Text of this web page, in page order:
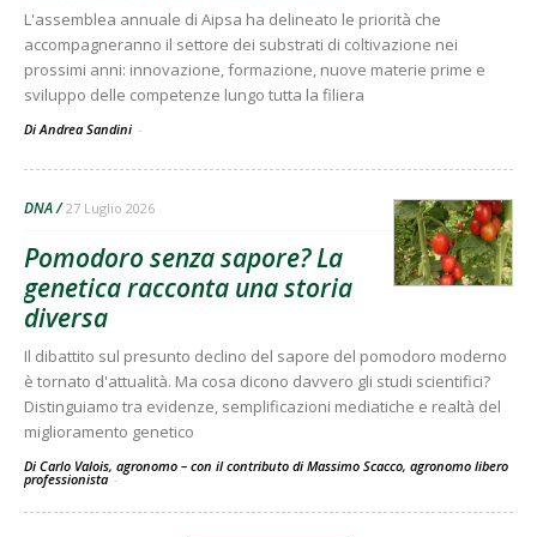
L'assemblea annuale di Aipsa ha delineato le priorità che
accompagneranno il settore dei substrati di coltivazione nei
prossimi anni: innovazione, formazione, nuove materie prime e
sviluppo delle competenze lungo tutta la filiera
Di Andrea Sandini -
DNA 27 Luglio 2026
Pomodoro senza sapore? La
genetica racconta una storia
diversa
Il dibattito sul presunto declino del sapore del pomodoro moderno
è tornato d'attualità. Ma cosa dicono davvero gli studi scientifici?
Distinguiamo tra evidenze, semplificazioni mediatiche e realtà del
miglioramento genetico
Di Carlo Valois, agronomo – con il contributo di Massimo Scacco, agronomo libero
professionista -